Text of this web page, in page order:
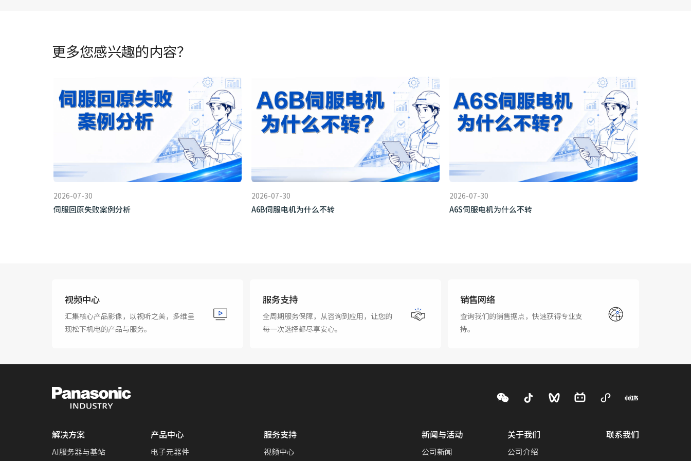
更多您感兴趣的内容？
2026-07-30
伺服回原失败案例分析
2026-07-30
A6B伺服电机为什么不转
2026-07-30
A6S伺服电机为什么不转
视频中心
汇集核心产品影像，以视听之美，多维呈
现松下机电的产品与服务。
服务支持
全周期服务保障，从咨询到应用，让您的
每一次选择都尽享安心。
销售网络
查询我们的销售据点，快速获得专业支
持。
解决方案
AI服务器与基站
产品中心
电子元器件
服务支持
视频中心
新闻与活动
公司新闻
关于我们
公司介绍
联系我们